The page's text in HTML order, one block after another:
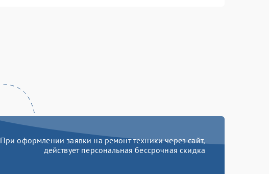
При оформлении заявки на ремонт техники через сайт,
действует персональная бессрочная скидка